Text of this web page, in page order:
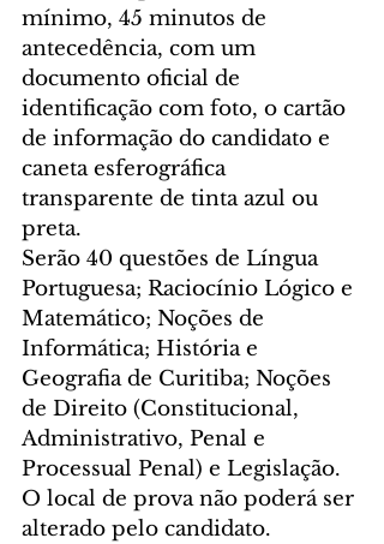
mínimo, 45 minutos de
antecedência, com um
documento oficial de
identificação com foto, o cartão
de informação do candidato e
caneta esferográfica
transparente de tinta azul ou
preta.
Serão 40 questões de Língua
Portuguesa; Raciocínio Lógico e
Matemático; Noções de
Informática; História e
Geografia de Curitiba; Noções
de Direito (Constitucional,
Administrativo, Penal e
Processual Penal) e Legislação.
O local de prova não poderá ser
alterado pelo candidato.